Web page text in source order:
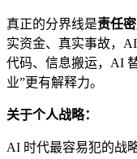
真正的分界线是责任
实资金、真实事故，
代码、信息搬运，AI
业”更有解释力。
关于个人战略：
AI 时代最容易犯的战